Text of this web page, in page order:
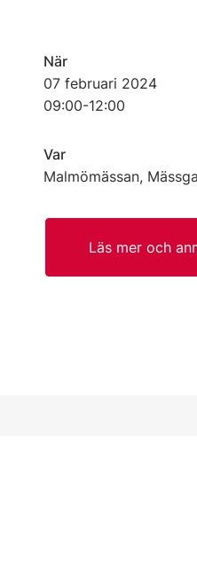
När
07 februari 2024
09:00-12:00
Var
Malmömässan,
Läs mer och